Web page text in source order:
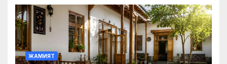
ЖАМИЯТ